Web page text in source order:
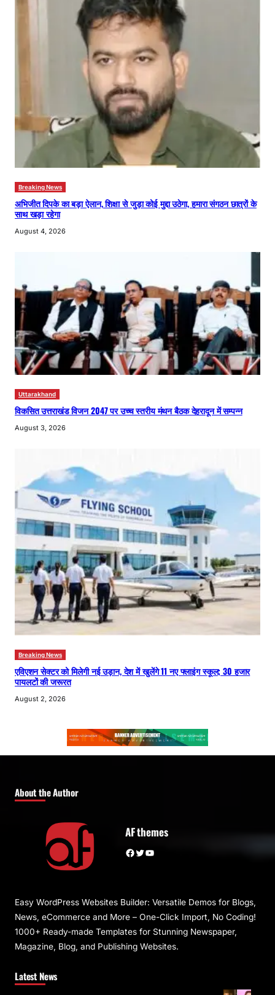
Breaking News
अभिजीत दिपके का बड़ा ऐलान, शिक्षा से जुड़ा कोई मुद्दा उठेगा, हमारा संगठन छात्रों के
साथ खड़ा रहेगा
August 4, 2026
Uttarakhand
विकसित उत्तराखंड विजन 2047 पर उच्च स्तरीय मंथन बैठक देहरादून में सम्पन्न
August 3, 2026
Breaking News
एविएशन सेक्टर को मिलेगी नई उड़ान, देश में खुलेंगे 11 नए फ्लाइंग स्कूल; 30 हजार
पायलटों की जरूरत
August 2, 2026
About the Author
AF themes
Facebook Twitter YouTube
Easy WordPress Websites Builder: Versatile Demos for Blogs,
News, eCommerce and More – One-Click Import, No Coding!
1000+ Ready-made Templates for Stunning Newspaper,
Magazine, Blog, and Publishing Websites.
Latest News